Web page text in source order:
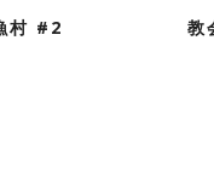
村 #2 教